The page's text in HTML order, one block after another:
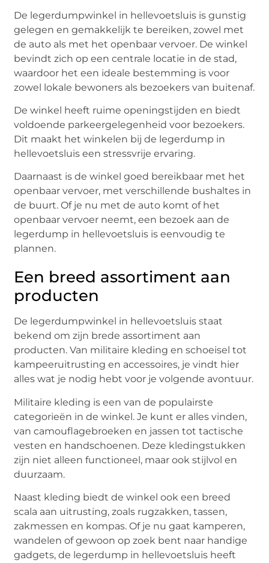
De legerdumpwinkel in hellevoetsluis is gunstig
gelegen en gemakkelijk te bereiken, zowel met
de auto als met het openbaar vervoer. De winkel
bevindt zich op een centrale locatie in de stad,
waardoor het een ideale bestemming is voor
zowel lokale bewoners als bezoekers van buitenaf.
De winkel heeft ruime openingstijden en biedt
voldoende parkeergelegenheid voor bezoekers.
Dit maakt het winkelen bij de legerdump in
hellevoetsluis een stressvrije ervaring.
Daarnaast is de winkel goed bereikbaar met het
openbaar vervoer, met verschillende bushaltes in
de buurt. Of je nu met de auto komt of het
openbaar vervoer neemt, een bezoek aan de
legerdump in hellevoetsluis is eenvoudig te
plannen.
Een breed assortiment aan
producten
De legerdumpwinkel in hellevoetsluis staat
bekend om zijn brede assortiment aan
producten. Van militaire kleding en schoeisel tot
kampeeruitrusting en accessoires, je vindt hier
alles wat je nodig hebt voor je volgende avontuur.
Militaire kleding is een van de populairste
categorieën in de winkel. Je kunt er alles vinden,
van camouflagebroeken en jassen tot tactische
vesten en handschoenen. Deze kledingstukken
zijn niet alleen functioneel, maar ook stijlvol en
duurzaam.
Naast kleding biedt de winkel ook een breed
scala aan uitrusting, zoals rugzakken, tassen,
zakmessen en kompas. Of je nu gaat kamperen,
wandelen of gewoon op zoek bent naar handige
gadgets, de legerdump in hellevoetsluis heeft